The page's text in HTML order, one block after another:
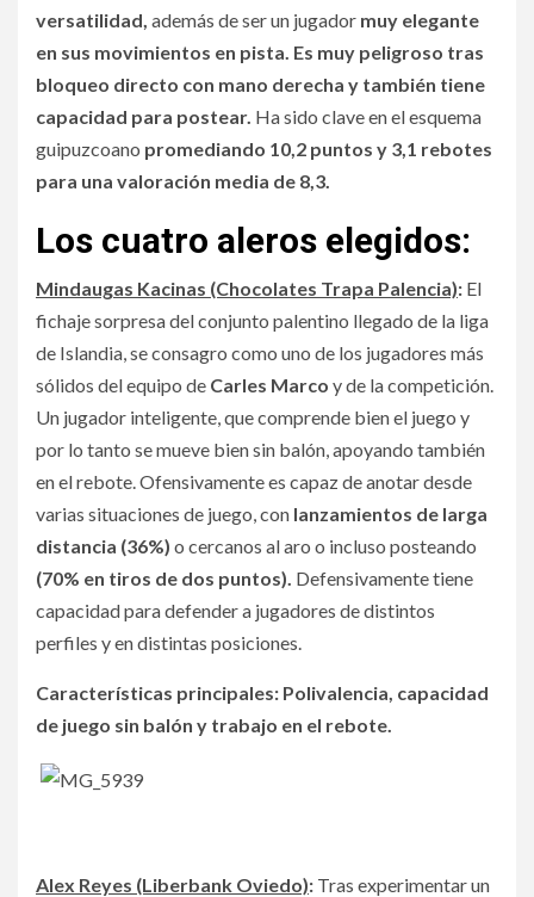
versatilidad, además de ser un jugador muy elegante
en sus movimientos en pista. Es muy peligroso tras
bloqueo directo con mano derecha y también tiene
capacidad para postear. Ha sido clave en el esquema
guipuzcoano promediando 10,2 puntos y 3,1 rebotes
para una valoración media de 8,3.
Los cuatro aleros elegidos:
Mindaugas Kacinas (Chocolates Trapa Palencia): El
fichaje sorpresa del conjunto palentino llegado de la liga
de Islandia, se consagro como uno de los jugadores más
sólidos del equipo de Carles Marco y de la competición.
Un jugador inteligente, que comprende bien el juego y
por lo tanto se mueve bien sin balón, apoyando también
en el rebote. Ofensivamente es capaz de anotar desde
varias situaciones de juego, con lanzamientos de larga
distancia (36%) o cercanos al aro o incluso posteando
(70% en tiros de dos puntos). Defensivamente tiene
capacidad para defender a jugadores de distintos
perfiles y en distintas posiciones.
Características principales: Polivalencia, capacidad
de juego sin balón y trabajo en el rebote.
Alex Reyes (Liberbank Oviedo): Tras experimentar un